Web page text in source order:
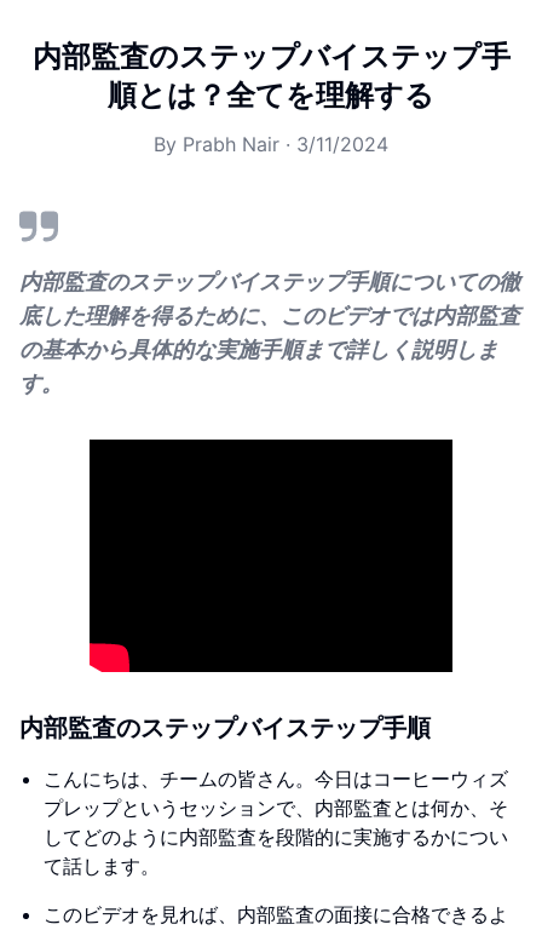
内部監査のステップバイステップ手
順とは？全てを理解する
By Prabh Nair · 3/11/2024
内部監査のステップバイステップ手順についての徹
底した理解を得るために、このビデオでは内部監査
の基本から具体的な実施手順まで詳しく説明しま
す。
内部監査のステップバイステップ手順
こんにちは、チームの皆さん。今日はコーヒーウィズ
プレップというセッションで、内部監査とは何か、そ
してどのように内部監査を段階的に実施するかについ
て話します。
このビデオを見れば、内部監査の面接に合格できるよ